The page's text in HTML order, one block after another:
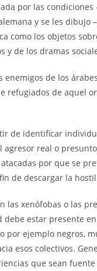
por las
y se les
como los objetos
y de los dramas
de los
refugiados de
de identificar
real o
por que se
de descargar la
las xenófobas o las
estar presente
por ejemplo negros,
esos colectivos.
que sean